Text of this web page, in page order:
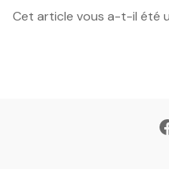
Cet article vous a-t-il été